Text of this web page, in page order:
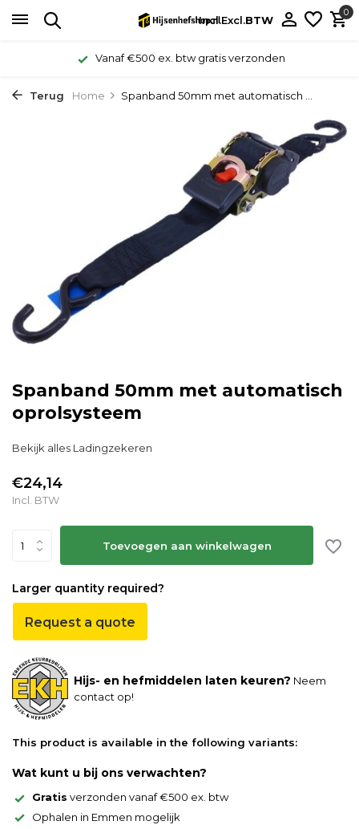
Incl.Excl.BTW
0
Vanaf €500 ex. btw gratis verzonden
Terug Home Spanband 50mm met automatisch ...
Spanband 50mm met automatisch
oprolsysteem
Bekijk alles Ladingzekeren
€24,14
Incl. BTW
Toevoegen aan winkelwagen
Larger quantity required?
Request a quote
Hijs- en hefmiddelen laten keuren? Neem
contact op!
This product is available in the following variants:
Wat kunt u bij ons verwachten?
Gratis verzonden vanaf €500 ex. btw
Ophalen in Emmen mogelijk